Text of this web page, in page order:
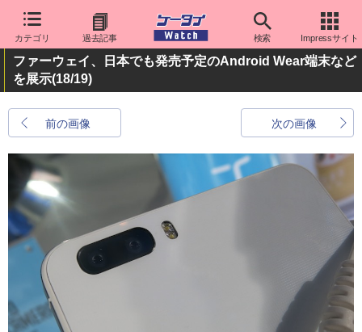
カテゴリ 過去記事 検索 Impressサイト
ファーウェイ、日本でも発売予定のAndroid Wear端末など
を展示(18/19)
前の画像 次の画像